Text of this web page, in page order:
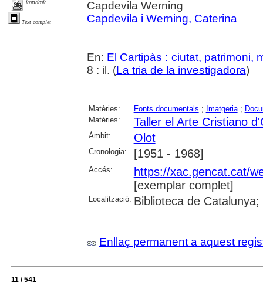
imprimir
Text complet
Capdevila Werning
Capdevila i Werning, Caterina
En: El Cartipàs : ciutat, patrimoni,
8 : il. (La tria de la investigadora)
Matèries: Fonts documentals ; Imatgeria;
Matèries:
Taller el Arte Cristiano
Àmbit: Olot
Cronologia: [1951 - 1968]
Accés:
https://xac.gencat.cat/
[exemplar complet]
Localització: Biblioteca de
Enllaç permanent a aquest
11 / 541